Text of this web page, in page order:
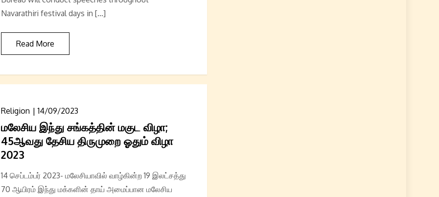
Navarathiri festival days in […]
Read More
Religion 14/09/2023
மலேசிய இந்து சங்கத்தின் மகுட விழா;
45ஆவது தேசிய திருமுறை ஓதும் விழா
2023
14 செப்டம்பர் 2023- மலேசியாவில் வாழ்கின்ற 19 இலட்சத்து
70 ஆயிரம் இந்து மக்களின் தாய் அமைப்பான மலேசிய